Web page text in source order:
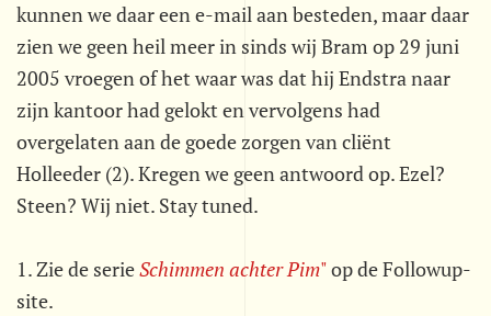
kunnen we daar een e-mail aan besteden, maar daar
zien we geen heil meer in sinds wij Bram op 29 juni
2005 vroegen of het waar was dat hij Endstra naar
zijn kantoor had gelokt en vervolgens had
overgelaten aan de goede zorgen van cliënt
Holleeder (2). Kregen we geen antwoord op. Ezel?
Steen? Wij niet. Stay tuned.
1. Zie de serieSchimmen achter Pim"op de Followup-
site.